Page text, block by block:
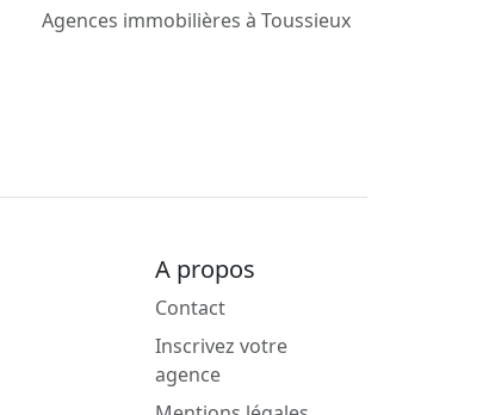
Agences immobilières à Toussieux
A propos
Contact
Inscrivez votre
agence